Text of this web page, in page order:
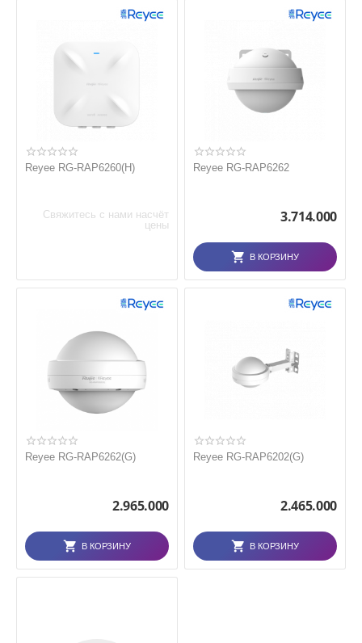
Reyee RG-RAP6260(H)
Свяжитесь с нами насчёт
цены
Reyee RG-RAP6262
3.714.000
В КОРЗИНУ
Reyee RG-RAP6262(G)
2.965.000
В КОРЗИНУ
Reyee RG-RAP6202(G)
2.465.000
В КОРЗИНУ